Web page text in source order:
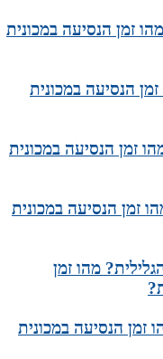
זמן הנסיעה במכונית
הנסיעה במכונית
זמן הנסיעה במכונית
זמן הנסיעה במכונית
מהו זמן
זמן הנסיעה במכונית